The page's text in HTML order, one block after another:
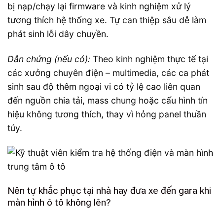
bị nạp/chạy lại firmware và kinh nghiệm xử lý
tương thích hệ thống xe. Tự can thiệp sâu dễ làm
phát sinh lỗi dây chuyền.
Dẫn chứng (nếu có): Theo kinh nghiệm thực tế tại
các xưởng chuyên điện – multimedia, các ca phát
sinh sau độ thêm ngoại vi có tỷ lệ cao liên quan
đến nguồn chia tải, mass chung hoặc cấu hình tín
hiệu không tương thích, thay vì hỏng panel thuần
túy.
Nên tự khắc phục tại nhà hay đưa xe đến gara khi
màn hình ô tô không lên?